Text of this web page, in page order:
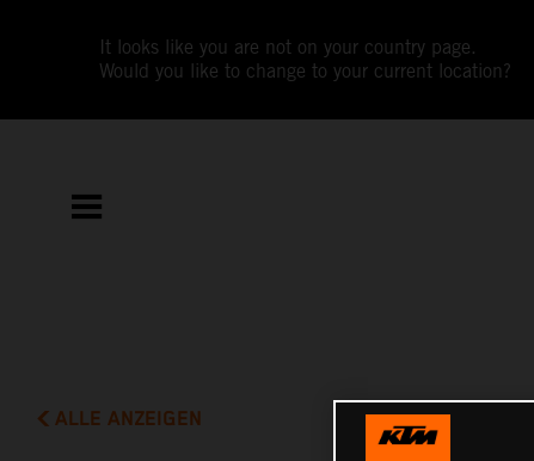
It looks like you are not on your country page.
Would you like to change to your current location?
ALLE ANZEIGEN